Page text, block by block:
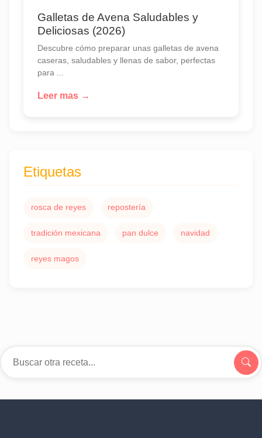
Galletas de Avena Saludables y
Deliciosas (2026)
Descubre cómo preparar unas galletas de avena
caseras, saludables y llenas de sabor, perfectas
para ...
Leer mas →
Etiquetas
rosca de reyes repostería
tradición mexicana pan dulce navidad
reyes magos